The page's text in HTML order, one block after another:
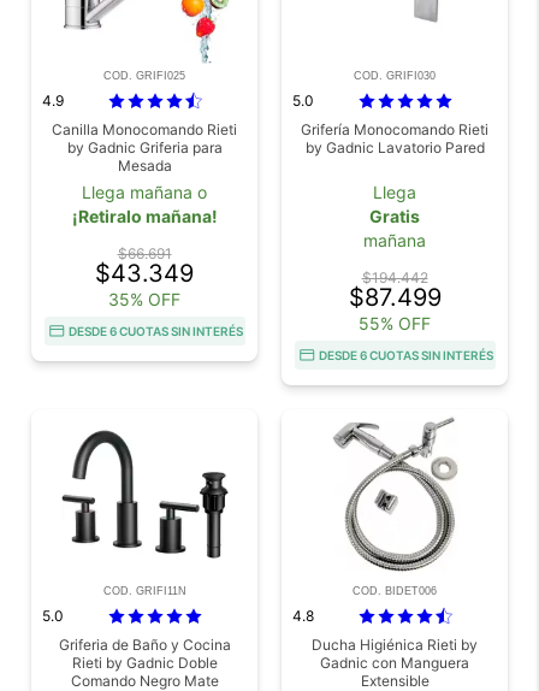
COD. GRIFI025
4.9
Canilla Monocomando Rieti
by Gadnic Griferia para
Mesada
Llega mañana o
¡Retiralo mañana!
$66.691
$43.349
35% OFF
DESDE 6 CUOTAS SIN INTERÉS
COD. GRIFI030
5.0
Grifería Monocomando Rieti
by Gadnic Lavatorio Pared
Llega
Gratis
mañana
$194.442
$87.499
55% OFF
DESDE 6 CUOTAS SIN INTERÉS
COD. GRIFI11N
5.0
Griferia de Baño y Cocina
Rieti by Gadnic Doble
Comando Negro Mate
COD. BIDET006
4.8
Ducha Higiénica Rieti by
Gadnic con Manguera
Extensible